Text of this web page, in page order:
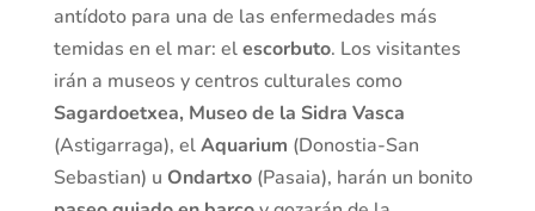
antídoto para una de las enfermedades más
temidas en el mar: elescorbuto. Los visitantes
irán a museos y centros culturales como
Sagardoetxea, Museo de la Sidra Vasca
(Astigarraga), elAquarium (Donostia-San
Sebastian) u Ondartxo(Pasaia), harán un bonito